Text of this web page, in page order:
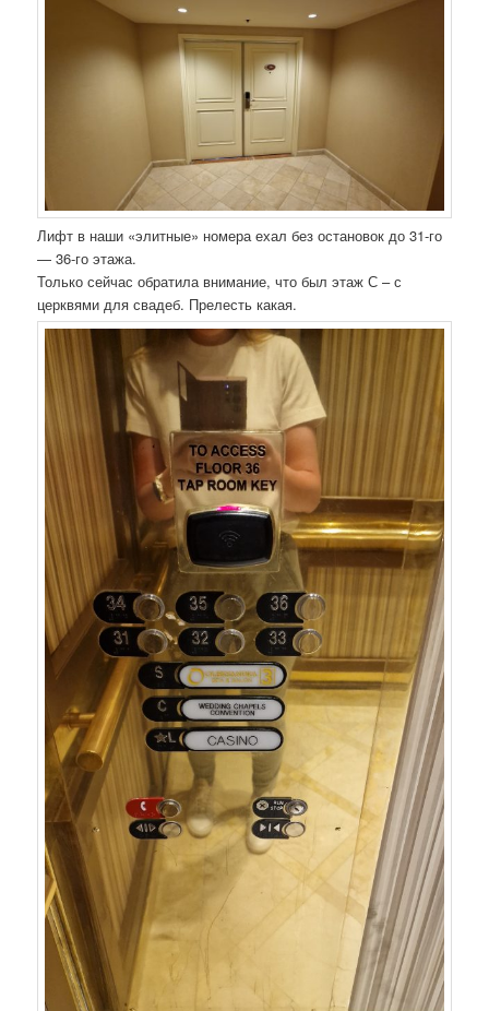
Лифт в наши «элитные» номера ехал без остановок до 31-го
— 36-го этажа.
Только сейчас обратила внимание, что был этаж С – с
церквями для свадеб. Прелесть какая.